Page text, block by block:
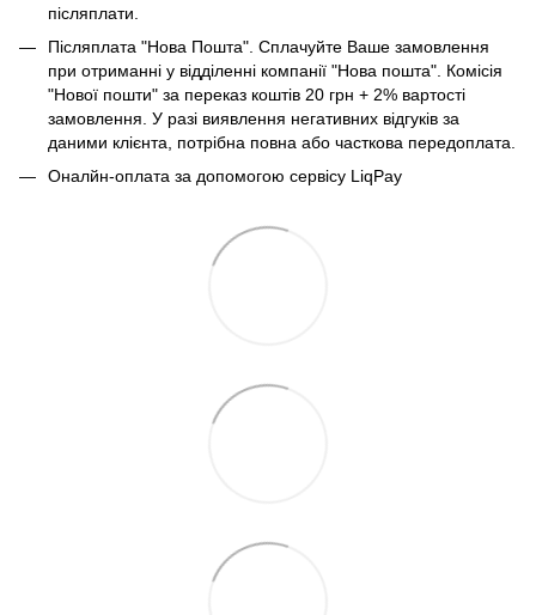
післяплати.
Післяплата "Нова Пошта". Сплачуйте Ваше замовлення
при отриманні у відділенні компанії "Нова пошта". Комісія
"Нової пошти" за переказ коштів 20 грн + 2% вартості
замовлення. У разі виявлення негативних відгуків за
даними клієнта, потрібна повна або часткова передоплата.
Оналйн-оплата за допомогою сервісу LiqPay